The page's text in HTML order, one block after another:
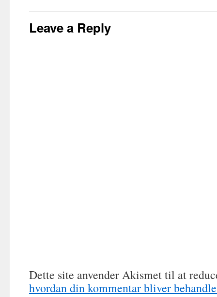
Leave a Reply
Dette site anvender Akismet til at
hvordan din kommentar bliver